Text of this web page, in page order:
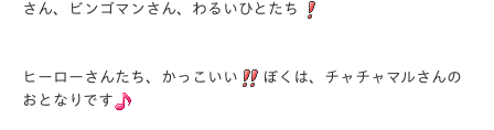
さん、ビンゴマンさん、わるいひとたち
ヒーローさんたち、かっこいい
ぼくは、チャチャマルさんの
おとなりです